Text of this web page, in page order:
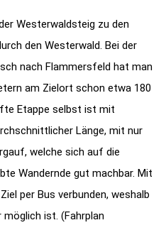
Westerwaldsteig zu den
den Westerwald. Bei der
nach Flammersfeld hat man
am Zielort schon etwa 180
Etappe selbst ist mit
Länge, mit nur
welche sich auf die
Wandernde gut machbar. Mit
per Bus verbunden, weshalb
ist. (Fahrplan